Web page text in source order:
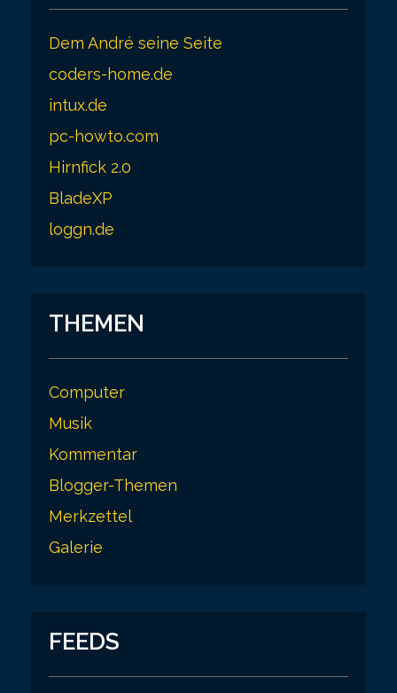
Dem André seine Seite
coders-home.de
intux.de
pc-howto.com
Hirnfick 2.0
BladeXP
loggn.de
THEMEN
Computer
Musik
Kommentar
Blogger-Themen
Merkzettel
Galerie
FEEDS